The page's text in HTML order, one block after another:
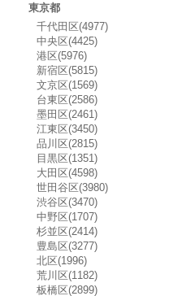
東京都
千代田区(4977)
中央区(4425)
港区(5976)
新宿区(5815)
文京区(1569)
台東区(2586)
墨田区(2461)
江東区(3450)
品川区(2815)
目黒区(1351)
大田区(4598)
世田谷区(3980)
渋谷区(3470)
中野区(1707)
杉並区(2414)
豊島区(3277)
北区(1996)
荒川区(1182)
板橋区(2899)